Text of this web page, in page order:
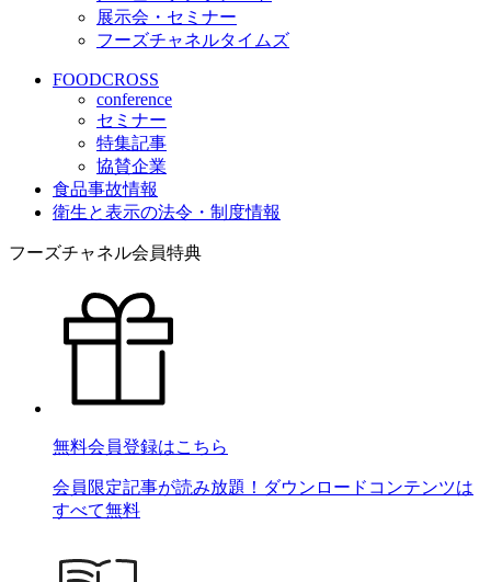
展示会・セミナー
フーズチャネルタイムズ
FOODCROSS
conference
セミナー
特集記事
協賛企業
食品事故情報
衛生と表示の法令・制度情報
フーズチャネル会員特典
無料会員登録はこちら
会員限定記事が読み放題！ダウンロードコンテンツは
すべて無料